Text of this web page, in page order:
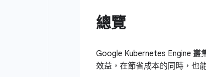
總覽
Google Kubernetes Engine 叢
效益，在節省成本的同時，也